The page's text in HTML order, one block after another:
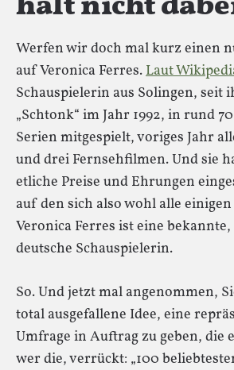
Werfen wir doch mal kurz einen
auf Veronica Ferres.Laut
Schauspielerin aus Solingen,
„Schtonk“ im Jahr 1992, in rund
Serien mitgespielt, voriges Jahr
und drei Fernsehfilmen. Und sie
etliche Preise und Ehrungen
auf den sich also wohl alle
Veronica Ferres ist eine
deutsche Schauspielerin.
So. Und jetzt mal angenommen,
total ausgefallene Idee, eine
Umfrage in Auftrag zu geben, die
wer die, verrückt: „100